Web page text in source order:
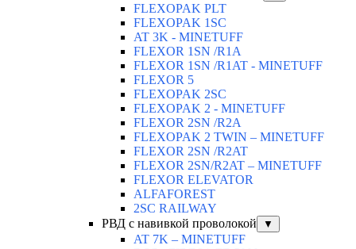
FLEXOPAK PLT
FLEXOPAK 1SС
AT 3K - MINETUFF
FLEXOR 1SN /R1A
FLEXOR 1SN /R1AT - MINETUFF
FLEXOR 5
FLEXOPAK 2SС
FLEXOPAK 2 - MINETUFF
FLEXOR 2SN /R2A
FLEXOPAK 2 TWIN – MINETUFF
FLEXOR 2SN /R2AT
FLEXOR 2SN/R2AT – MINETUFF
FLEXOR ELEVATOR
ALFAFOREST
2SC RAILWAY
РВД с навивкой проволокой
▼
AT 7K – MINETUFF